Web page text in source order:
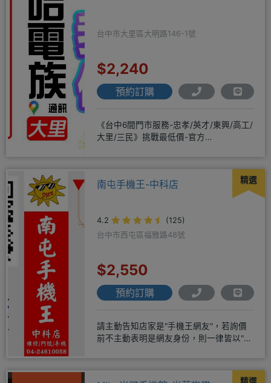
台中市大里區大明路146-1號
$2,240
預約訂購
《台中6間門市服務-忠孝/英才/東興/高工/
大里/三民》挑戰最低價-官方
精選
南屯手機王-中科店
4.2
(125)
台中市西屯區福雅路48號
$2,550
預約訂購
請主動告知店家是"手機王網友"，若詢價
前不主動表明是網友身份，則一律皆以"現
精選